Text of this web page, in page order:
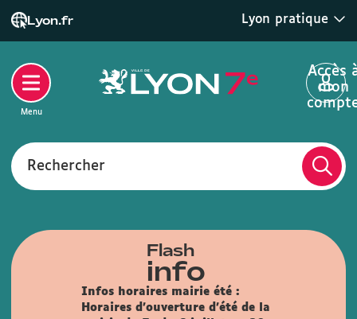
Lyon.fr Lyon pratique
Rechercher
Accès
mon
Menu
Flash
info
Infos horaires mairie été :
Horaires d'ouverture d'été de la